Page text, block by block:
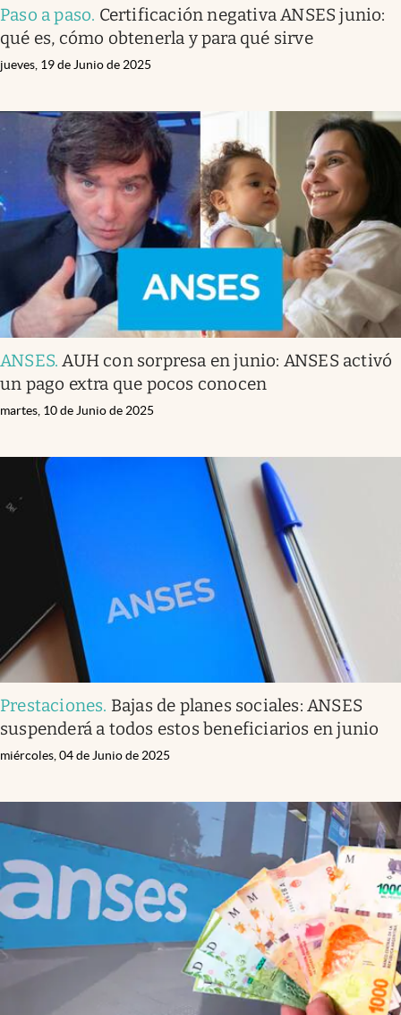
Paso a paso. Certificación negativa ANSES junio:
qué es, cómo obtenerla y para qué sirve
jueves, 19 de Junio de 2025
ANSES. AUH con sorpresa en junio: ANSES activó
un pago extra que pocos conocen
martes, 10 de Junio de 2025
Prestaciones. Bajas de planes sociales: ANSES
suspenderá a todos estos beneficiarios en junio
miércoles, 04 de Junio de 2025